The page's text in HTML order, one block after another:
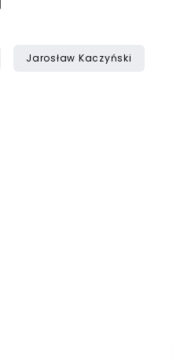
Jarosław Kaczyński